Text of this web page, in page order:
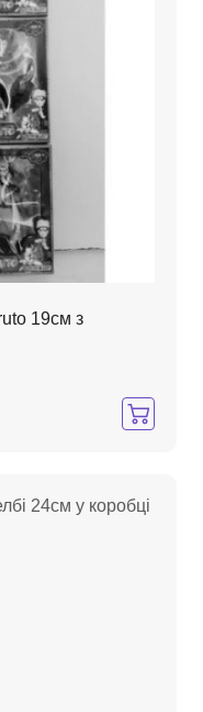
19см з